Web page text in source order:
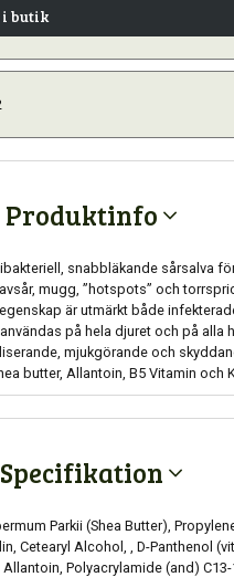
i butik
Produktinfo
snabbläkande sårsalva
mugg, ”hotspots” och
är utmärkt både
på hela djuret och på alla
mjukgörande och
butter, Allantoin, B5 Vitamin och
Specifikation
Parkii (Shea Butter),
Cetearyl Alcohol, , D-Panthenol
Polyacrylamide (and)